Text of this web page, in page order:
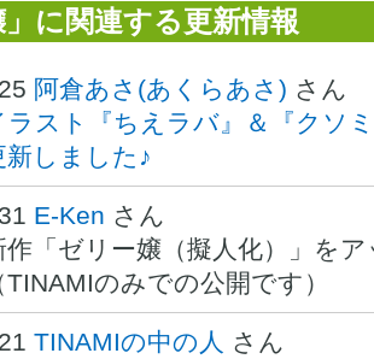
」に関連する更新情報
阿倉あさ(あくらあさ) さん
ラスト『ちえラバ』＆『クソ
新しました♪
E-Ken さん
作「ゼリー嬢（擬人化）」を
TINAMIのみでの公開です）
TINAMIの中の人 さん